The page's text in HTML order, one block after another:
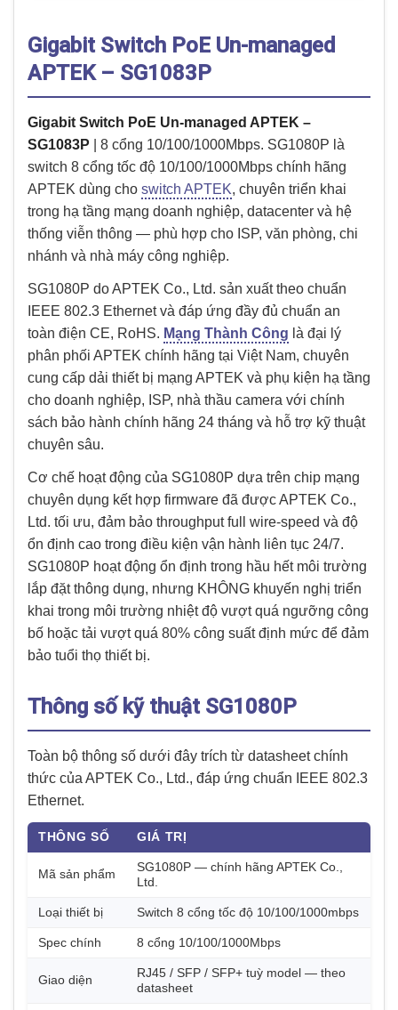
Gigabit Switch PoE Un-managed
APTEK – SG1083P
Gigabit Switch PoE Un-managed APTEK –
SG1083P | 8 cổng 10/100/1000Mbps. SG1080P là
switch 8 cổng tốc độ 10/100/1000Mbps chính hãng
APTEK dùng cho switch APTEK, chuyên triển khai
trong hạ tầng mạng doanh nghiệp, datacenter và hệ
thống viễn thông — phù hợp cho ISP, văn phòng, chi
nhánh và nhà máy công nghiệp.
SG1080P do APTEK Co., Ltd. sản xuất theo chuẩn
IEEE 802.3 Ethernet và đáp ứng đầy đủ chuẩn an
toàn điện CE, RoHS. Mạng Thành Công là đại lý
phân phối APTEK chính hãng tại Việt Nam, chuyên
cung cấp dải thiết bị mạng APTEK và phụ kiện hạ tầng
cho doanh nghiệp, ISP, nhà thầu camera với chính
sách bảo hành chính hãng 24 tháng và hỗ trợ kỹ thuật
chuyên sâu.
Cơ chế hoạt động của SG1080P dựa trên chip mạng
chuyên dụng kết hợp firmware đã được APTEK Co.,
Ltd. tối ưu, đảm bảo throughput full wire-speed và độ
ổn định cao trong điều kiện vận hành liên tục 24/7.
SG1080P hoạt động ổn định trong hầu hết môi trường
lắp đặt thông dụng, nhưng KHÔNG khuyến nghị triển
khai trong môi trường nhiệt độ vượt quá ngưỡng công
bố hoặc tải vượt quá 80% công suất định mức để đảm
bảo tuổi thọ thiết bị.
Thông số kỹ thuật SG1080P
Toàn bộ thông số dưới đây trích từ datasheet chính
thức của APTEK Co., Ltd., đáp ứng chuẩn IEEE 802.3
Ethernet.
THÔNG SỐ GIÁ TRỊ
Mã sản phẩm
SG1080P — chính hãng APTEK Co.,
Ltd.
Loại thiết bị Switch 8 cổng tốc độ 10/100/1000mbps
Spec chính 8 cổng 10/100/1000Mbps
Giao diện
RJ45 / SFP / SFP+ tuỳ model — theo
datasheet